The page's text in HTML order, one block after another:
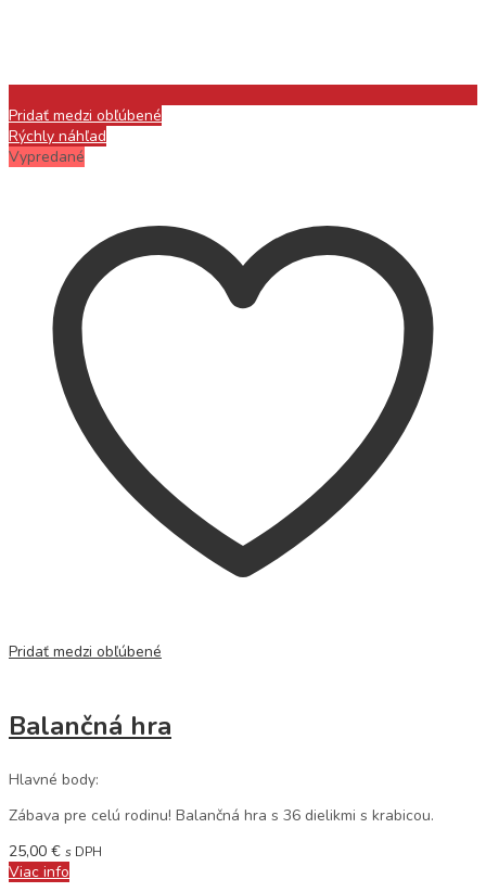
Pridať medzi obľúbené
Rýchly náhľad
Vypredané
Pridať medzi obľúbené
Balančná hra
Hlavné body:
Zábava pre celú rodinu! Balančná hra s 36 dielikmi s krabicou.
25,00 € s DPH
Viac info